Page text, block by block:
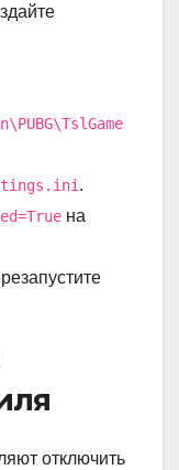
.
на
отключить